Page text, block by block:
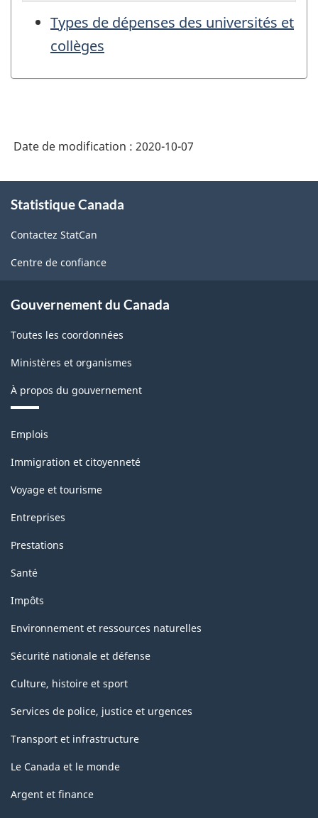
Types de dépenses des universités et
collèges
Date de modification : 2020-10-07
propos
ce
site
Statistique Canada
Contactez StatCan
Centre de confiance
Gouvernement du Canada
Toutes les coordonnées
Ministères et organismes
À propos du gouvernement
Thèmes
sujets
Emplois
Immigration et citoyenneté
Voyage et tourisme
Entreprises
Prestations
Santé
Impôts
Environnement et ressources naturelles
Sécurité nationale et défense
Culture, histoire et sport
Services de police, justice et urgences
Transport et infrastructure
Le Canada et le monde
Argent et finance